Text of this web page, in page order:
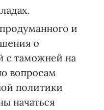
и
о
с таможней на
вопросам
политики
начаться